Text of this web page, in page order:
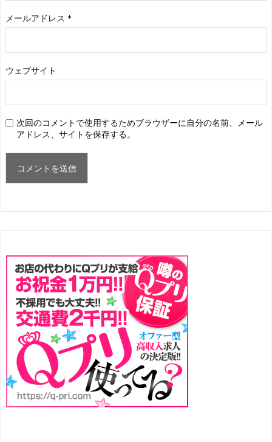
メールアドレス *
ウェブサイト
次回のコメントで使用するためブラウザーに自分の名前、メール
アドレス、サイトを保存する。